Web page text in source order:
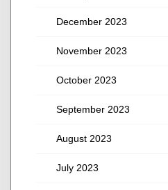
December 2023
November 2023
October 2023
September 2023
August 2023
July 2023